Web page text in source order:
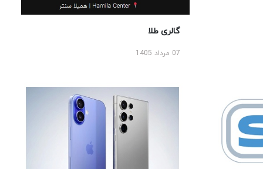
گالری طلا
07 مرداد 1405